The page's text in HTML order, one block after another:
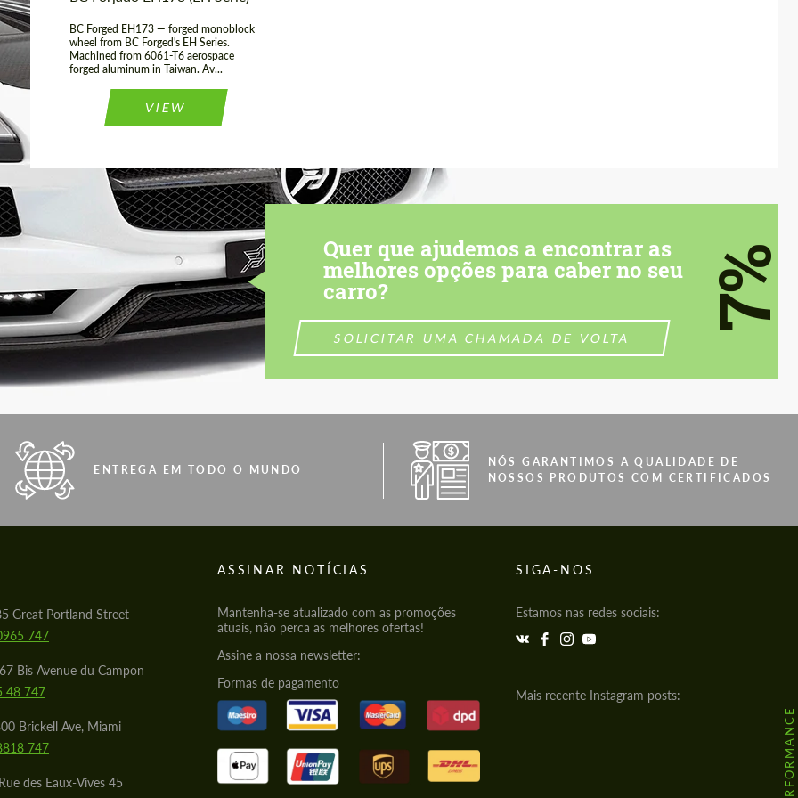
BC Forged EH173 — forged monoblock
wheel from BC Forged's EH Series.
Machined from 6061-T6 aerospace
forged aluminum in Taiwan. Av...
VIEW
Quer que ajudemos a encontrar as
melhores opções para caber no seu
carro?
SOLICITAR UMA CHAMADA DE VOLTA
7%
ENTREGA EM TODO O MUNDO
NÓS GARANTIMOS A QUALIDADE DE
NOSSOS PRODUTOS COM CERTIFICADOS
Great Portland Street
747
Bis Avenue du Campon
48 747
Brickell Ave, Miami
747
des Eaux-Vives 45
ASSINAR NOTÍCIAS
Mantenha-se atualizado com as promoções
atuais, não perca as melhores ofertas!
Assine a nossa newsletter:
Formas de pagamento
SIGA-NOS
Estamos nas redes sociais:
Mais recente Instagram posts: